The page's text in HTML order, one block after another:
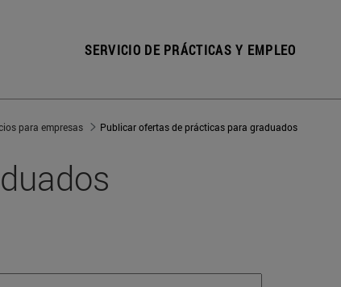
SERVICIO DE PRÁCTICAS Y EMPLEO
para empresas Publicar ofertas de prácticas para graduados